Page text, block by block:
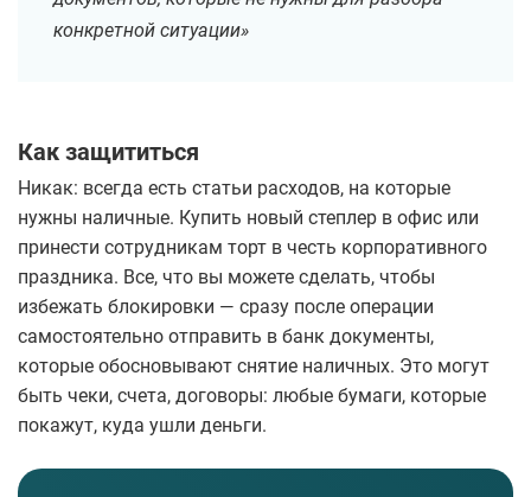
конкретной ситуации»
Как защититься
Никак: всегда есть статьи расходов, на которые
нужны наличные. Купить новый степлер в офис или
принести сотрудникам торт в честь корпоративного
праздника. Все, что вы можете сделать, чтобы
избежать блокировки — сразу после операции
самостоятельно отправить в банк документы,
которые обосновывают снятие наличных. Это могут
быть чеки, счета, договоры: любые бумаги, которые
покажут, куда ушли деньги.